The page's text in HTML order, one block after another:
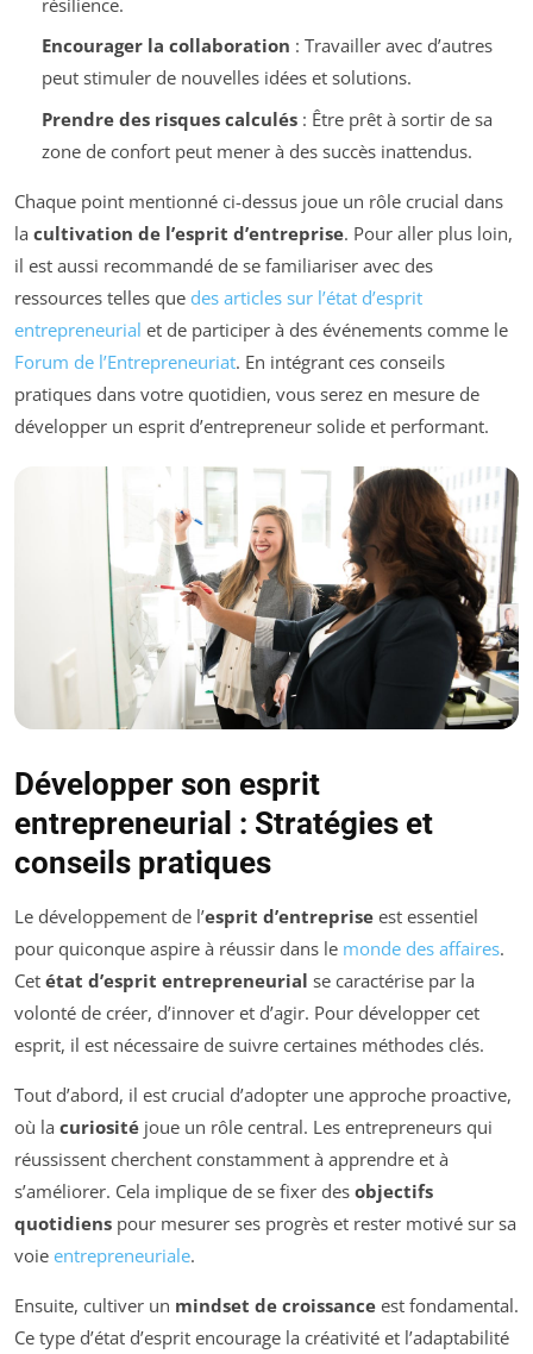
Encourager la collaboration : Travailler avec d’autres
peut stimuler de nouvelles idées et solutions.
Prendre des risques calculés: Être prêt à sortir de sa
zone de confort peut mener à des succès inattendus.
Chaque point mentionné ci-dessus joue un rôle crucial dans
la cultivation de l’esprit d’entreprise. Pour aller plus loin,
il est aussi recommandé de se familiariser avec des
ressources telles que des articles sur l’état d’esprit
entrepreneurial et de participer à des événements comme le
Forum de l’Entrepreneuriat. En intégrant ces conseils
pratiques dans votre quotidien, vous serez en mesure de
développer un esprit d’entrepreneur solide et performant.
Développer son esprit
entrepreneurial : Stratégies et
conseils pratiques
Le développement de l’esprit d’entreprise est essentiel
pour quiconque aspire à réussir dans le monde des affaires.
Cet état d’esprit entrepreneurial se caractérise par la
volonté de créer, d’innover et d’agir. Pour développer cet
esprit, il est nécessaire de suivre certaines méthodes clés.
Tout d’abord, il est crucial d’adopter une approche proactive,
où la curiosité joue un rôle central. Les entrepreneurs qui
réussissent cherchent constamment à apprendre et à
s’améliorer. Cela implique de se fixer des objectifs
quotidiens pour mesurer ses progrès et rester motivé sur sa
voie entrepreneuriale.
Ensuite, cultiver un mindset de croissance est fondamental.
Ce type d’état d’esprit encourage la créativité et l’adaptabilité